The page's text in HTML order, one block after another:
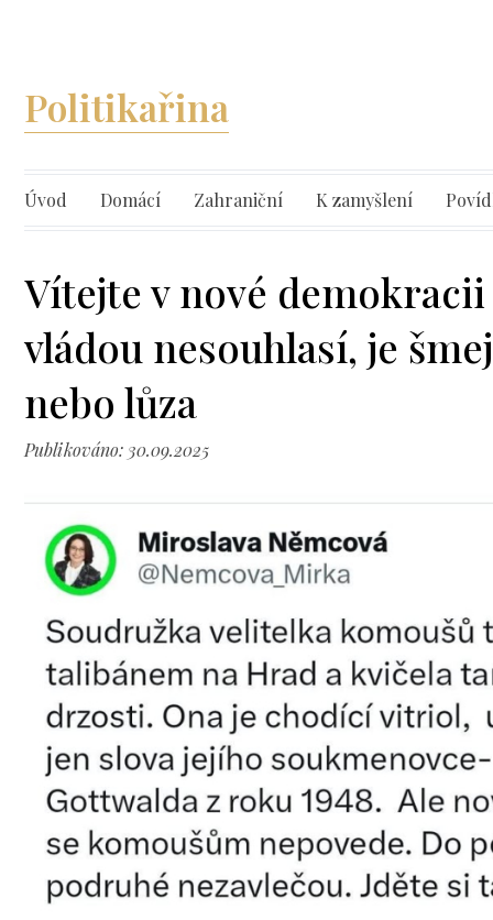
Politikařina
Úvod Domácí Zahraniční K zamyšlení
Vítejte v nové demokracii
vládou nesouhlasí, je
nebo lůza
Publikováno: 30.09.2025